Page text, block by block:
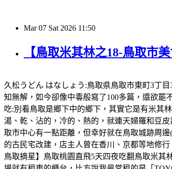
Mar 07 Sat 2026 11:50
【鳥取米其林之18-鳥取市
久松うどん はなしょう:鳥取県鳥取市東町3丁
知無解，如今卻像中毒般寫了100多篇，還欲罷
吃:別看鳥取是鄉下中的鄉下，其實它是有米其
湯、乾、沾的，冷的、熱的，就連天婦羅和豆
取市中心有一點距離，但幸好就在鳥取城跡周
的古民宅改建，店主人曾在香川、京都等地修
鳥取摘星】鳥取桃園直飛5天四夜吃翻鳥取米其